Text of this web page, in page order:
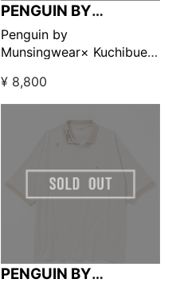
PENGUIN BY
MUNSINGWEAR
Penguin by
Munsingwear× Kuchibue
付きTシャツ ベージュ
【GO/LOOK!限定販売】
¥ 8,800
PENGUIN BY